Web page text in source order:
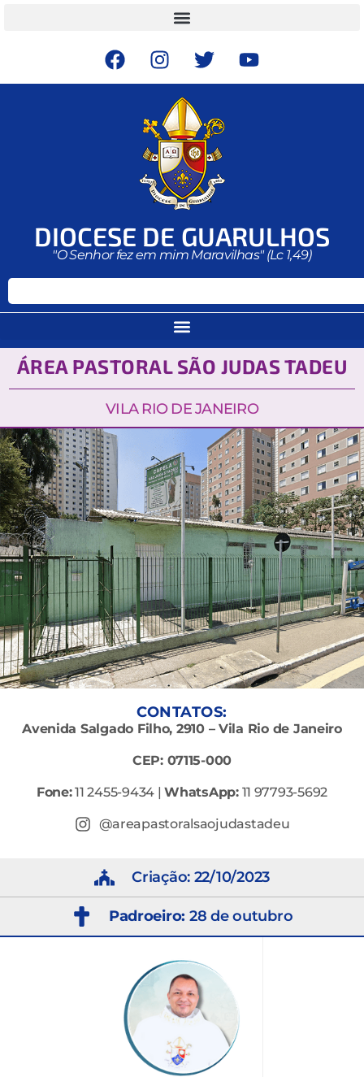
DIOCESE DE GUARULHOS
"O Senhor fez em mim Maravilhas" (Lc 1,49)
ÁREA PASTORAL SÃO JUDAS TADEU
VILA RIO DE JANEIRO
CONTATOS:
Avenida Salgado Filho, 2910 –Vila Rio de Janeiro
CEP: 07115-000
Fone:11 2455-9434 |WhatsApp:11 97793-5692
@areapastoralsaojudastadeu
Criação: 22/10/2023
Padroeiro: 28 de outubro